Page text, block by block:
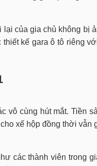
của gia chủ không
kế gara ô tô riêng
cùng hút mắt. Tiền
xế hộp đồng thời
các thành viên trong